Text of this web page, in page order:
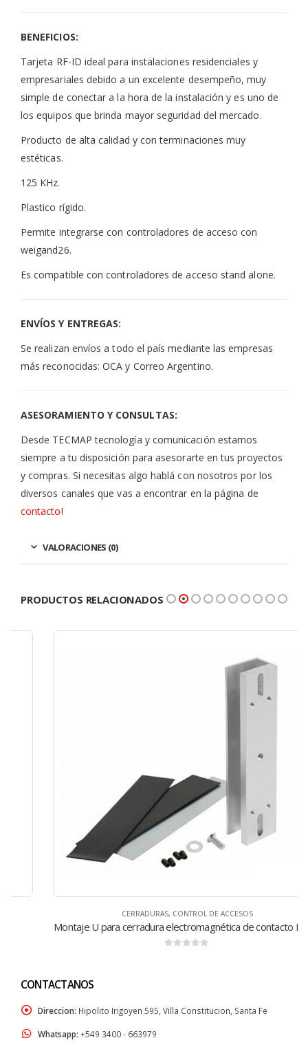
BENEFICIOS:
Tarjeta RF-ID ideal para instalaciones residenciales y
empresariales debido a un excelente desempeño, muy
simple de conectar a la hora de la instalación y es uno de
los equipos que brinda mayor seguridad del mercado.
Producto de alta calidad y con terminaciones muy
estéticas.
125 KHz.
Plastico rígido.
Permite integrarse con controladores de acceso con
weigand26.
Es compatible con controladores de acceso stand alone.
ENVÍOS Y ENTREGAS:
Se realizan envíos a todo el país mediante las empresas
más reconocidas: OCA y Correo Argentino.
ASESORAMIENTO Y CONSULTAS:
Desde TECMAP tecnología y comunicación estamos
siempre a tu disposición para asesorarte en tus proyectos
y compras. Si necesitas algo hablá con nosotros por los
diversos canales que vas a encontrar en la página de
contacto!
VALORACIONES (0)
PRODUCTOS RELACIONADOS
CERRADURAS,CONTROL DE ACCESOS
Montaje U para cerradura electromagnética de contacto EL-280U
CONTACTANOS
Direccion: Hipolito Irigoyen 595, Villa Constitucion, Santa Fe
Whatsapp: +549 3400 - 663979